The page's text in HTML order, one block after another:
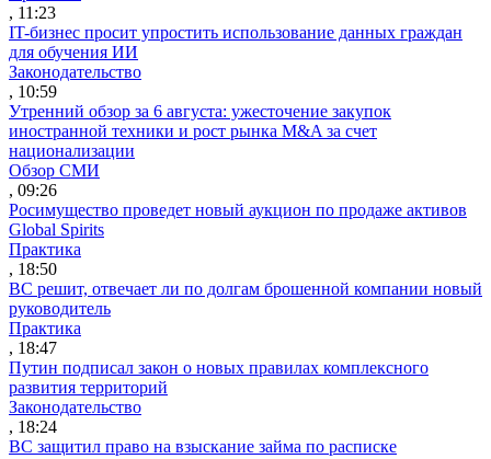
, 11:23
IT-бизнес просит упростить использование данных граждан
для обучения ИИ
Законодательство
, 10:59
Утренний обзор за 6 августа: ужесточение закупок
иностранной техники и рост рынка M&A за счет
национализации
Обзор СМИ
, 09:26
Росимущество проведет новый аукцион по продаже активов
Global Spirits
Практика
, 18:50
ВС решит, отвечает ли по долгам брошенной компании новый
руководитель
Практика
, 18:47
Путин подписал закон о новых правилах комплексного
развития территорий
Законодательство
, 18:24
ВС защитил право на взыскание займа по расписке